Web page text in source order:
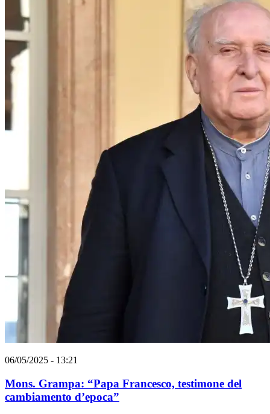
06/05/2025 - 13:21
Mons. Grampa: “Papa Francesco, testimone del
cambiamento d’epoca”